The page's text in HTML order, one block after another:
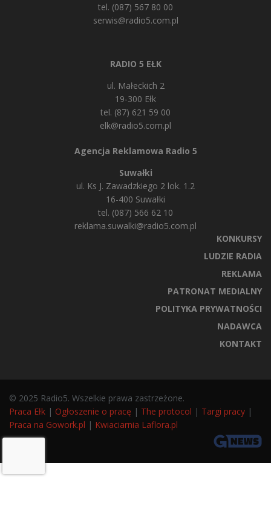
tel. (087) 567 80 00
serwis@radio5.com.pl
RADIO 5 EŁK
ul. Małeckich 2
19-300 Ełk
tel. (87) 621 59 00
elk@radio5.com.pl
Agencja Reklamowa Radio 5
Suwałki
ul. Ks J. Zawadzkiego 2 lok. 1.2
16-400 Suwałki
tel. (087) 566 62 10
reklama.suwalki@radio5.com.pl
KONKURSY
LUDZIE RADIA
REKLAMA
PATRONAT MEDIALNY
POLITYKA PRYWATNOŚCI
NADAWCA
KONTAKT
© 2025 Radio5. Wszelkie prawa zastrzeżone.
Praca Ełk | Ogłoszenie o pracę | The protocol | Targi pracy |
Praca na Gowork.pl | Kwiaciarnia Laflora.pl